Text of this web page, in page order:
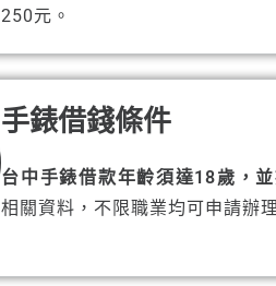
250元。
手錶借錢條件
台中手錶借款年齡須達18歲，
相關資料，不限職業均可申請辦